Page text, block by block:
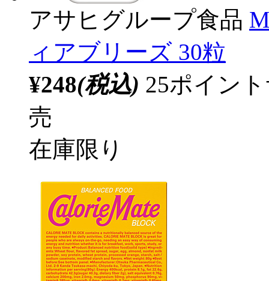
アサヒグループ食品
ィアブリーズ 30粒
¥248(税込) 25ポイン
売
在庫限り